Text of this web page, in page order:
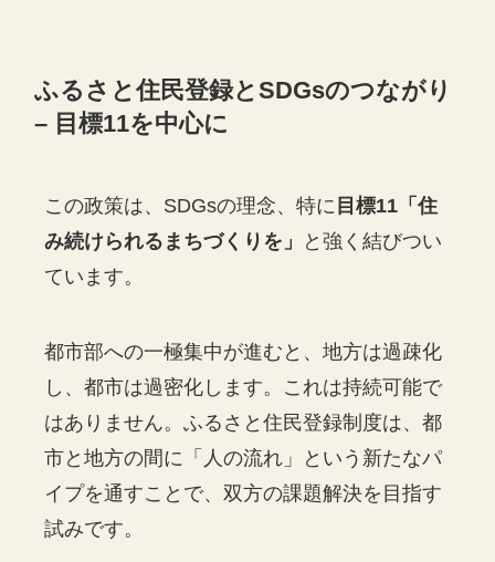
ふるさと住民登録とSDGsのつながり
– 目標11を中心に
この政策は、SDGsの理念、特に 目標11「住
み続けられるまちづくりを」
と強く結びつい
ています。
都市部への一極集中が進むと、地方は過疎化
し、都市は過密化します。これは持続可能で
はありません。ふるさと住民登録制度は、都
市と地方の間に「人の流れ」という新たなパ
イプを通すことで、双方の課題解決を目指す
試みです。